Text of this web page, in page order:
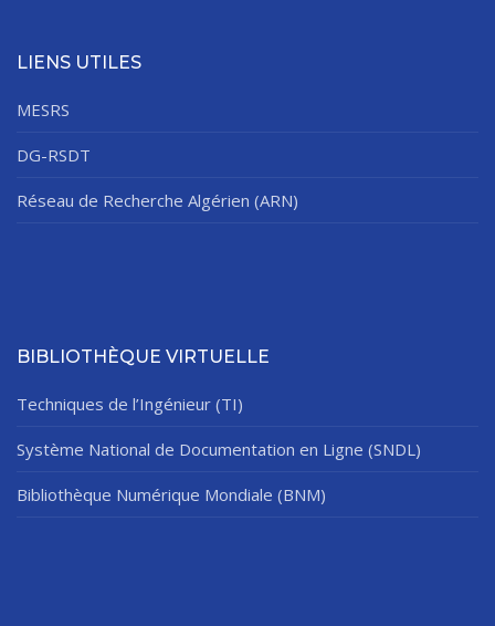
LIENS UTILES
MESRS
DG-RSDT
Réseau de Recherche Algérien (ARN)
BIBLIOTHÈQUE VIRTUELLE
Techniques de l’Ingénieur (TI)
Système National de Documentation en Ligne (SNDL)
Bibliothèque Numérique Mondiale (BNM)